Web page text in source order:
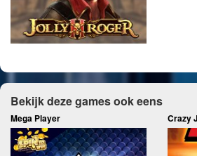
Bekijk deze games ook eens
Mega Player Crazy